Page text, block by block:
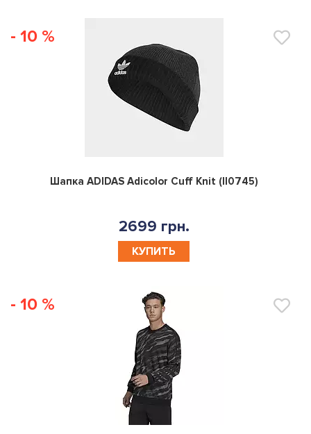
- 10 %
0
Шапка ADIDAS Adicolor Cuff Knit (II0745)
2699 грн.
КУПИТЬ
- 10 %